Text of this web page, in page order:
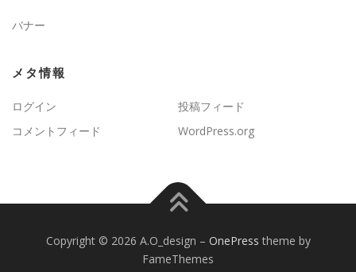
バナー
メタ情報
ログイン
投稿フィード
コメントフィード
WordPress.org
Copyright © 2026 A.O_design – OnePress theme by
FameThemes